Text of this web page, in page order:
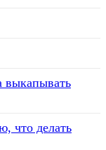
выкапывать
что делать